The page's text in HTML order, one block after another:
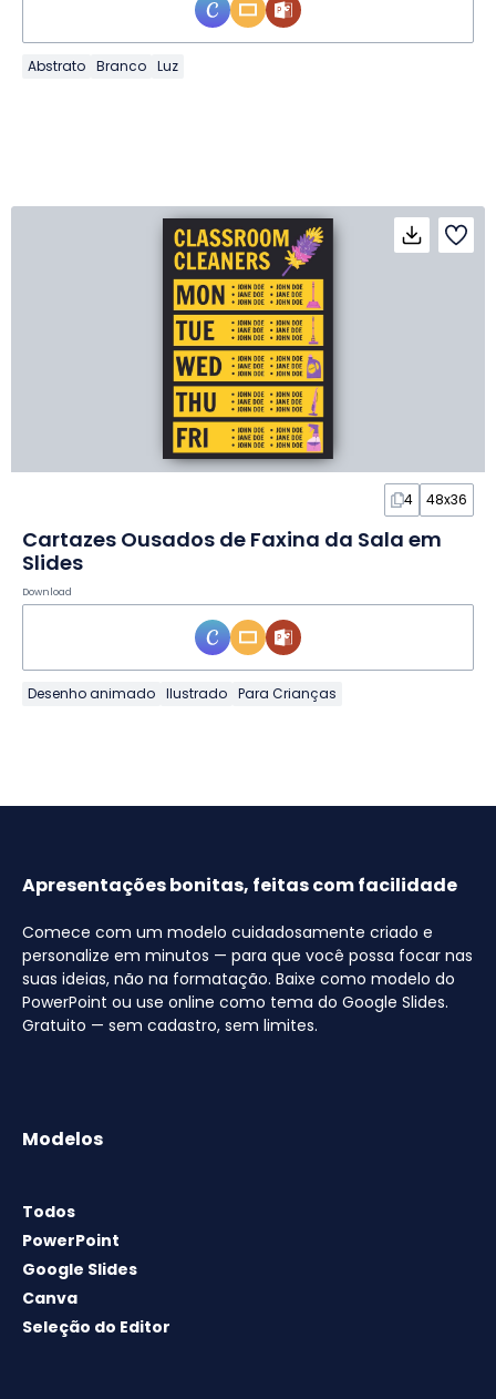
Abstrato Branco Luz
4 48x36
Cartazes Ousados de Faxina da Sala em
Slides
Download
Desenho animado Ilustrado Para Crianças
Apresentações bonitas, feitas com facilidade
Comece com um modelo cuidadosamente criado e
personalize em minutos — para que você possa focar nas
suas ideias, não na formatação. Baixe como modelo do
PowerPoint ou use online como tema do Google Slides.
Gratuito — sem cadastro, sem limites.
Modelos
Todos
PowerPoint
Google Slides
Canva
Seleção do Editor